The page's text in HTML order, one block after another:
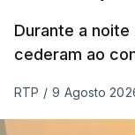
Durante a noite
cederam ao
RTP / 9 Agosto